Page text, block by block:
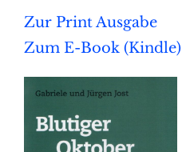
Zur Print Ausgabe
Zum E-Book (Kindle)